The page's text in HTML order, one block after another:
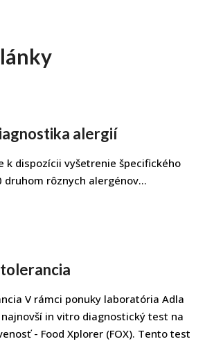
alergií
k dispozícii vyšetrenie špecifického
druhom rôznych alergénov...
V rámci ponuky laboratória Adla
in vitro diagnostický test na
- Food Xplorer (FOX). Tento test